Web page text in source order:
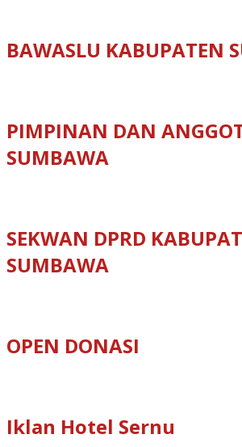
BAWASLU KABUPATEN
PIMPINAN DAN
SUMBAWA
SEKWAN DPRD
SUMBAWA
OPEN DONASI
Iklan Hotel Sernu